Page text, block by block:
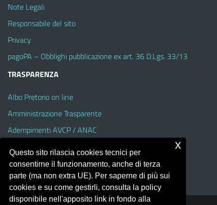
Note Legali
Responsabile del sito
Privacy
pagoPA – Obblighi pubblicazione ex art. 36 D.Lgs. 33/13
TRASPARENZA
Albo Pretorio on line
Amministrazione Trasparente
Adempimenti AVCP / ANAC
Accesso Civico
Dichiarazione di accessibilità
Questo sito rilascia cookies tecnici per
consentirne il funzionamento, anche di terza
parte (ma non extra UE). Per saperne di più sui
cookies e su come gestirli, consulta la policy
disponibile nell'apposito link in fondo alla
x